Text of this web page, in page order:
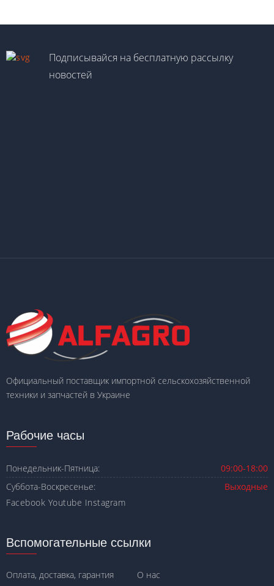
Подписывайся на бесплатную рассылку
новостей
Официальный поставщик импортной сельскохозяйственной
техники и запчастей в Украине
Рабочие часы
Понедельник-Пятница:
09:00-18:00
Суббота-Воскресенье:
Выходные
Facebook Youtube Instagram
Вспомогательные ссылки
Оплата, доставка, гарантия О нас